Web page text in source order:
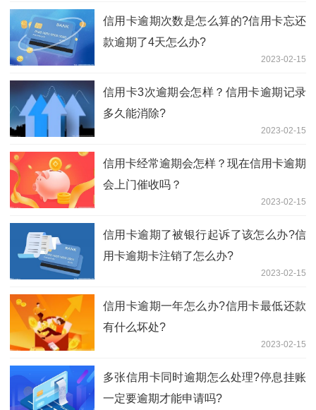
信用卡逾期次数是怎么算的?信用卡忘还
款逾期了4天怎么办?
2023-02-15
信用卡3次逾期会怎样？信用卡逾期记录
多久能消除?
2023-02-15
信用卡经常逾期会怎样？现在信用卡逾期
会上门催收吗？
2023-02-15
信用卡逾期了被银行起诉了该怎么办?信
用卡逾期卡注销了怎么办?
2023-02-15
信用卡逾期一年怎么办?信用卡最低还款
有什么坏处?
2023-02-15
多张信用卡同时逾期怎么处理?停息挂账
一定要逾期才能申请吗?